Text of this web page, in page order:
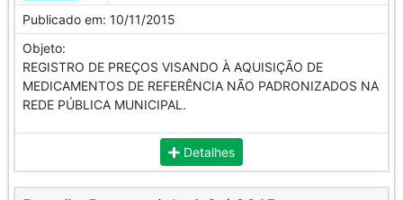
Publicado em: 10/11/2015
Objeto:
REGISTRO DE PREÇOS VISANDO À AQUISIÇÃO DE
MEDICAMENTOS DE REFERÊNCIA NÃO PADRONIZADOS NA
REDE PÚBLICA MUNICIPAL.
Detalhes